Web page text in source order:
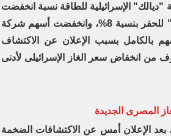
الإسرائيلية للطاقة نسبة انخفضت
بنسبة 14%، فيما انخفضت أسهم "ديالك" للحفر بنسبة 8%، وانخفضت أسهم شركة
الأسهم بالكامل بسبب الإعلان عن الاكتشاف
من انخفاض سعر الغاز الإسرائيلى لأدنى
المصرى الجديدة
بعد الإعلان أمس عن الاكتشافات الضخمة